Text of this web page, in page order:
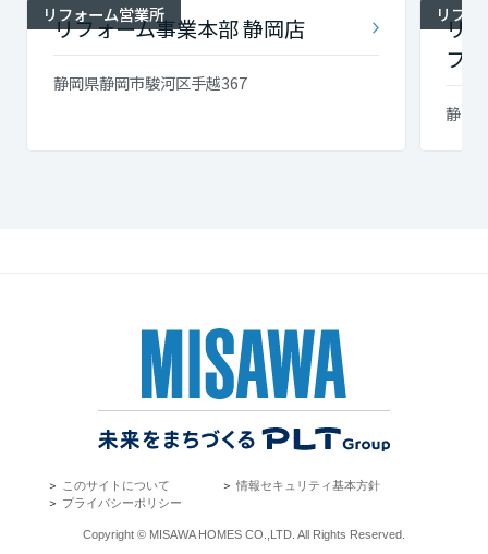
リフォーム営業所
リフォーム事業本部 静岡店
静岡県静岡市駿河区手越367
リフ
リ
フ
静岡
＞ このサイトについて ＞情報セキュリティ基本方針
＞ プライバシーポリシー
Copyright © MISAWA HOMES CO.,LTD. All Rights Reserved.